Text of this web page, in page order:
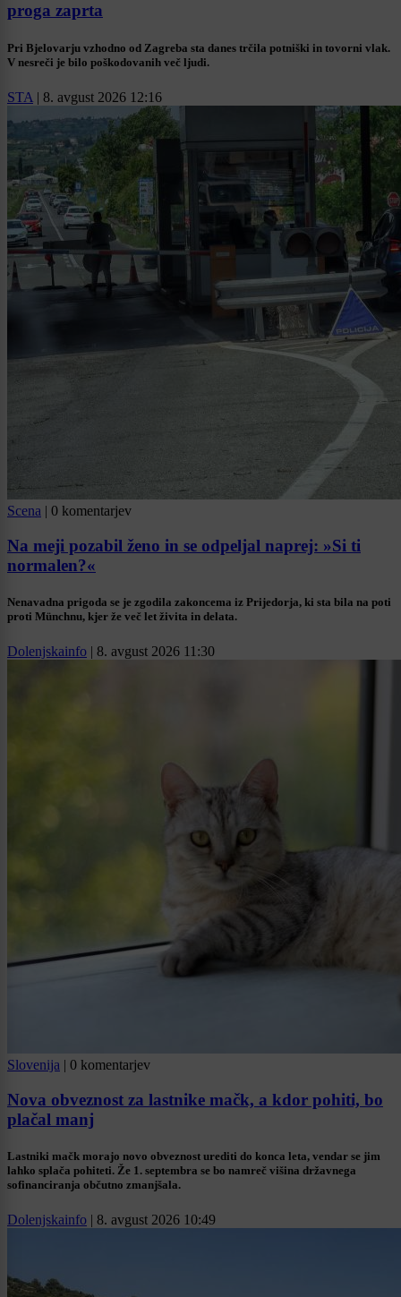
proga zaprta
Pri Bjelovarju vzhodno od Zagreba sta danes trčila potniški in tovorni vlak.
V nesreči je bilo poškodovanih več ljudi.
STA | 8. avgust 2026 12:16
Scena | 0 komentarjev
Na meji pozabil ženo in se odpeljal naprej: »Si ti
normalen?«
Nenavadna prigoda se je zgodila zakoncema iz Prijedorja, ki sta bila na poti
proti Münchnu, kjer že več let živita in delata.
Dolenjskainfo | 8. avgust 2026 11:30
Slovenija | 0 komentarjev
Nova obveznost za lastnike mačk, a kdor pohiti, bo
plačal manj
Lastniki mačk morajo novo obveznost urediti do konca leta, vendar se jim
lahko splača pohiteti. Že 1. septembra se bo namreč višina državnega
sofinanciranja občutno zmanjšala.
Dolenjskainfo | 8. avgust 2026 10:49